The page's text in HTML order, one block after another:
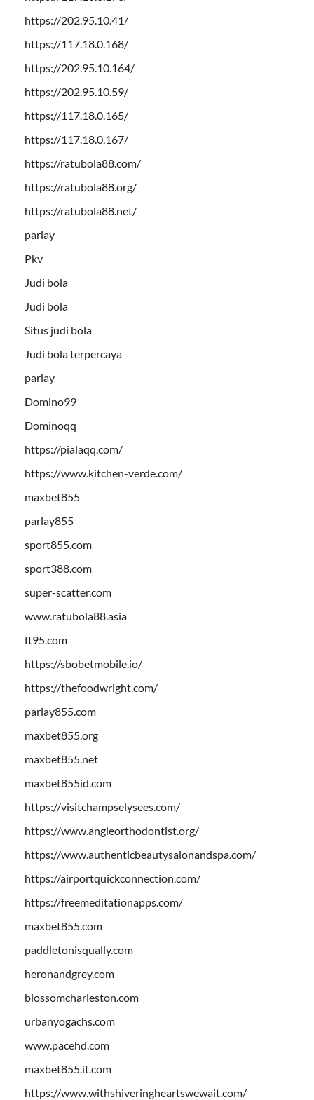
https://202.95.10.41/
https://117.18.0.168/
https://202.95.10.164/
https://202.95.10.59/
https://117.18.0.165/
https://117.18.0.167/
https://ratubola88.com/
https://ratubola88.org/
https://ratubola88.net/
parlay
Pkv
Judi bola
Judi bola
Situs judi bola
Judi bola terpercaya
parlay
Domino99
Dominoqq
https://pialaqq.com/
https://www.kitchen-verde.com/
maxbet855
parlay855
sport855.com
sport388.com
super-scatter.com
www.ratubola88.asia
ft95.com
https://sbobetmobile.io/
https://thefoodwright.com/
parlay855.com
maxbet855.org
maxbet855.net
maxbet855id.com
https://visitchampselysees.com/
https://www.angleorthodontist.org/
https://www.authenticbeautysalonandspa.com/
https://airportquickconnection.com/
https://freemeditationapps.com/
maxbet855.com
paddletonisqually.com
heronandgrey.com
blossomcharleston.com
urbanyogachs.com
www.pacehd.com
maxbet855.it.com
https://www.withshiveringheartswewait.com/